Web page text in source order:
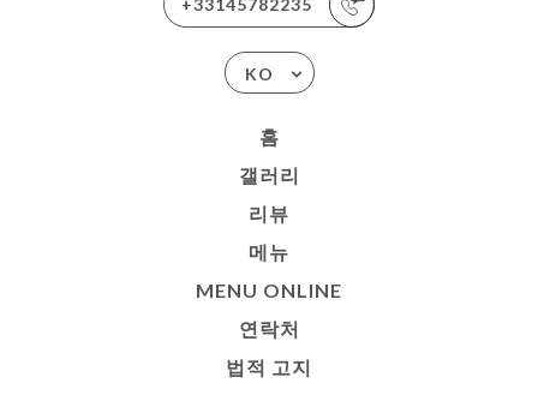
+33145782235
KO
홈
갤러리
리뷰
메뉴
MENU ONLINE
연락처
법적 고지